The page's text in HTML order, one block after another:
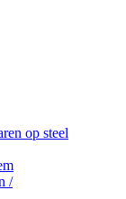
op steel
/